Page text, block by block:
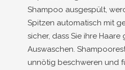
Shampoo ausgespült,
Spitzen automatisch mit
sicher, dass Sie ihre Haare
Auswaschen.
unnötig beschweren und